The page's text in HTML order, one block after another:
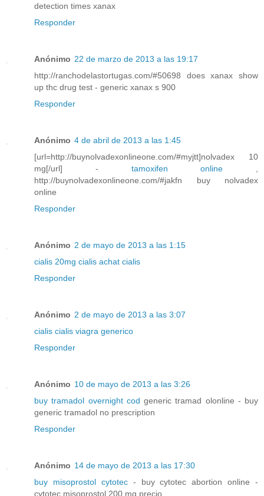
detection times xanax
Responder
Anónimo 22 de marzo de 2013 a las 19:17
http://ranchodelastortugas.com/#50698 does xanax show
up thc drug test - generic xanax s 900
Responder
Anónimo 4 de abril de 2013 a las 1:45
[url=http://buynolvadexonlineone.com/#myjtt]nolvadex 10
mg[/url] - tamoxifen online
http://buynolvadexonlineone.com/#jakfn buy nolvadex
online
Responder
Anónimo 2 de mayo de 2013 a las 1:15
cialis 20mg cialis achat cialis
Responder
Anónimo 2 de mayo de 2013 a las 3:07
cialis cialis viagra generico
Responder
Anónimo 10 de mayo de 2013 a las 3:26
buy tramadol overnight cod generic tramad olonline - buy
generic tramadol no prescription
Responder
Anónimo 14 de mayo de 2013 a las 17:30
buy misoprostol cytotec- buy cytotec abortion online -
cytotec misoprostol 200 mg precio